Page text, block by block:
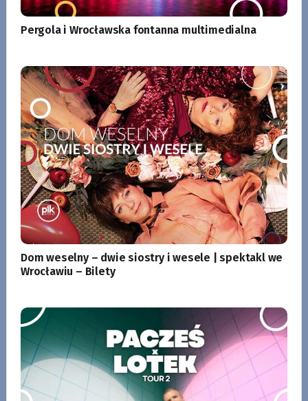
Pergola i Wrocławska fontanna multimedialna
Dom weselny – dwie siostry i wesele | spektakl we
Wrocławiu – Bilety